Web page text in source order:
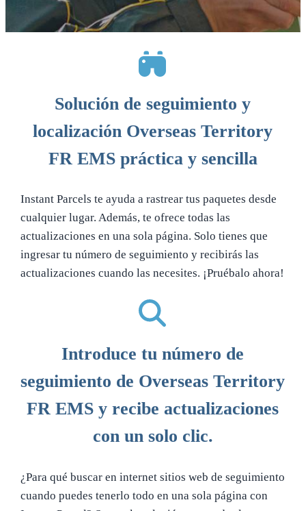
Solución de seguimiento y
localización Overseas Territory
FR EMS práctica y sencilla
Instant Parcels te ayuda a rastrear tus paquetes desde
cualquier lugar. Además, te ofrece todas las
actualizaciones en una sola página. Solo tienes que
ingresar tu número de seguimiento y recibirás las
actualizaciones cuando las necesites. ¡Pruébalo ahora!
Introduce tu número de
seguimiento de Overseas Territory
FR EMS y recibe actualizaciones
con un solo clic.
¿Para qué buscar en internet sitios web de seguimiento
cuando puedes tenerlo todo en una sola página con